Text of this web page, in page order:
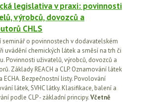
legislativa v praxi: povinnosti
výrobců, dovozců a
CHLS
seminář o povinnostech v dodavatelském
uvádění chemických látek a směsí na trh či
Povinnosti uživatelů, výrobců, dovozců a
Základy REACH a CLP. Oznamování látek
ECHA. Bezpečnostní listy. Povolování
látek, SVHC látky. Klasifikace, balení a
podle CLP - základní principy.Včetně